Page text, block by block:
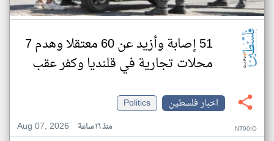
51 إصابة وأزيد عن 60 معتقلا وهدم 7
محلات تجارية في قلنديا وكفر عقب
اخبار فلسطين
Politics
Aug 07, 2026
منذ ١٦ ساعة NT90IO